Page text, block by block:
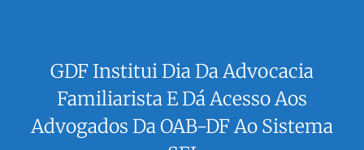
GDF Institui Dia Da Advocacia
Familiarista E Dá Acesso Aos
Advogados Da OAB-DF Ao Sistema